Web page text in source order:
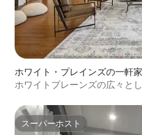
ホワイト・プレインズの一軒家
ホワイトプレーンズの広々と
スーパーホスト
スーパーホスト